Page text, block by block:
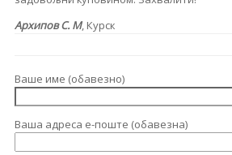
Архипов С. М, Курск
Ваше име (обавезно)
Ваша адреса е-поште (обавезна)